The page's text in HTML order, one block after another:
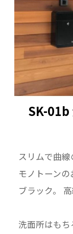
SK-
スリムで曲線
モノトーン
ブラック。
洗面所はも